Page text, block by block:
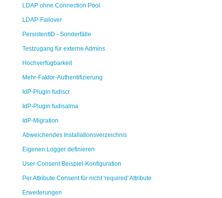
LDAP ohne Connection Pool
LDAP-Failover
PersistentID - Sonderfälle
Testzugang für externe Admins
Hochverfügbarkeit
Mehr-Faktor-Authentifizierung
IdP-Plugin fudiscr
IdP-Plugin fudisalma
IdP-Migration
Abweichendes Installationsverzeichnis
Eigenen Logger definieren
User-Consent Beispiel-Konfiguration
Per Attribute Consent für nicht 'required' Attribute
Erweiterungen